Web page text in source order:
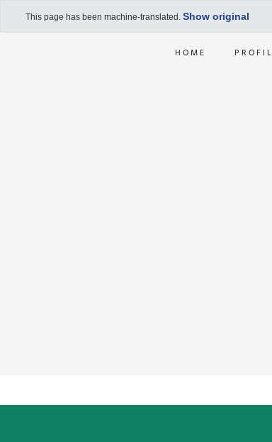
This page has been machine-translated. Show original
HOME PROFIL